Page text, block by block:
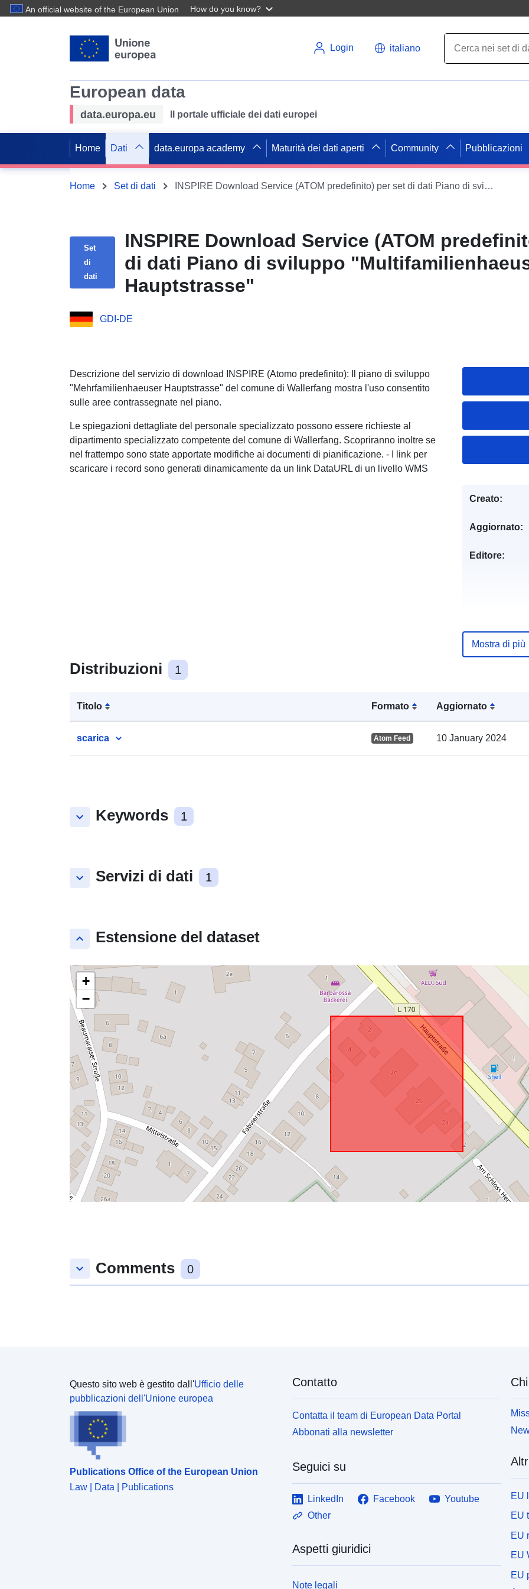
An official website of the European Union How do you know?
Login italiano
European data
data.europa.eu Il portale ufficiale dei dati europei
Home Dati data.europa academy Maturità dei dati aperti Community Pubblicazioni
Home Set di dati INSPIRE Download Service (ATOM predefinito) per set di dati Piano di sviluppo "Multifamilienhaeuser Hauptstrasse"
Set
di
dati
INSPIRE Download Service (ATOM
di dati Piano di sviluppo
Hauptstrasse"
GDI-DE
Descrizione del servizio di download INSPIRE (Atomo predefinito): Il piano di sviluppo
"Mehrfamilienhaeuser Hauptstrasse" del comune di Wallerfang mostra l'uso consentito
sulle aree contrassegnate nel piano.
Le spiegazioni dettagliate del personale specializzato possono essere richieste al
dipartimento specializzato competente del comune di Wallerfang. Scopriranno inoltre se
nel frattempo sono state apportate modifiche ai documenti di pianificazione. - I link per
scaricare i record sono generati dinamicamente da un link DataURL di un livello WMS
Distribuzioni 1
Titolo Formato Aggiornato
scarica Atom Feed 10 January 2024
keyboard_arrow_down Keywords 1
keyboard_arrow_down Servizi di dati 1
keyboard_arrow_up Estensione del dataset
+
−
Creato:
Aggiornato:
Editore:
Registro del
catalogo:
Spaziale:
Mostra di più
keyboard_arrow_down Comments 0
Questo sito web è gestito dall'Ufficio delle
pubblicazioni dell'Unione europea
Publications Office of the European Union
Law | Data | Publications
Contatto
Contatta il team di European Data Portal
Abbonati alla newsletter
Seguici su
LinkedIn Facebook
Youtube
Other
Aspetti giuridici
Note legali
EU
EU
EU
EU
EU